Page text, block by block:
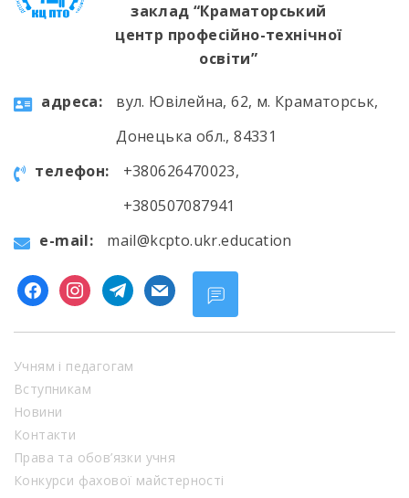
заклад “Краматорський
центр професійно-технічної
освіти”
aдресa:
вул. Ювілейна, 62, м. Краматорськ,
Донецька обл., 84331
телефон:
+380626470023,
+380507087941
e-mail:
mail@kcpto.ukr.education
facebookinstagramtelegram
mail
Учням і педагогам
Вступникам
Новини
Контакти
Права та обов’язки учня
Конкурси фахової майстерності